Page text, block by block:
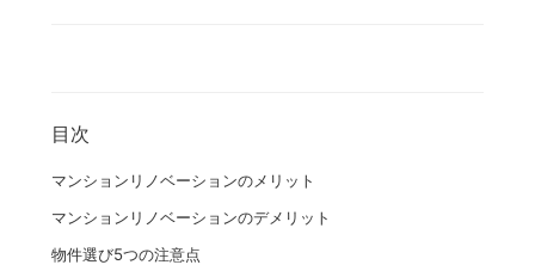
目次
マンションリノベーションのメリット
マンションリノベーションのデメリット
物件選び5つの注意点